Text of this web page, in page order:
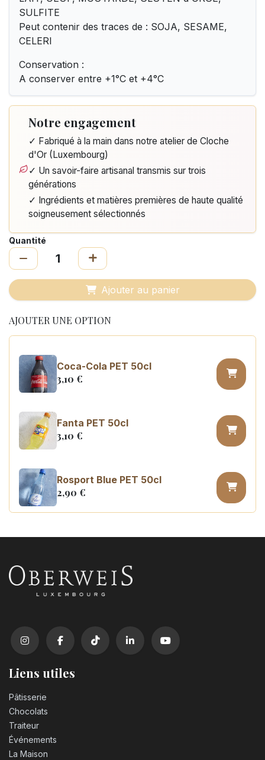
SULFITE
Peut contenir des traces de : SOJA, SESAME,
CELERI
Conservation :
A conserver entre +1°C et +4°C
Notre engagement
✓ Fabriqué à la main dans notre atelier de Cloche
d'Or (Luxembourg)
✓ Un savoir-faire artisanal transmis sur trois
générations
✓ Ingrédients et matières premières de haute qualité
soigneusement sélectionnés
Quantité
Ajouter au panier
AJOUTER UNE OPTION
Coca-Cola PET 50cl
3,10 €
Fanta PET 50cl
3,10 €
Rosport Blue PET 50cl
2,90 €
Liens utiles
Pâtisserie
Chocolats
Traiteur
Événements
La Maison